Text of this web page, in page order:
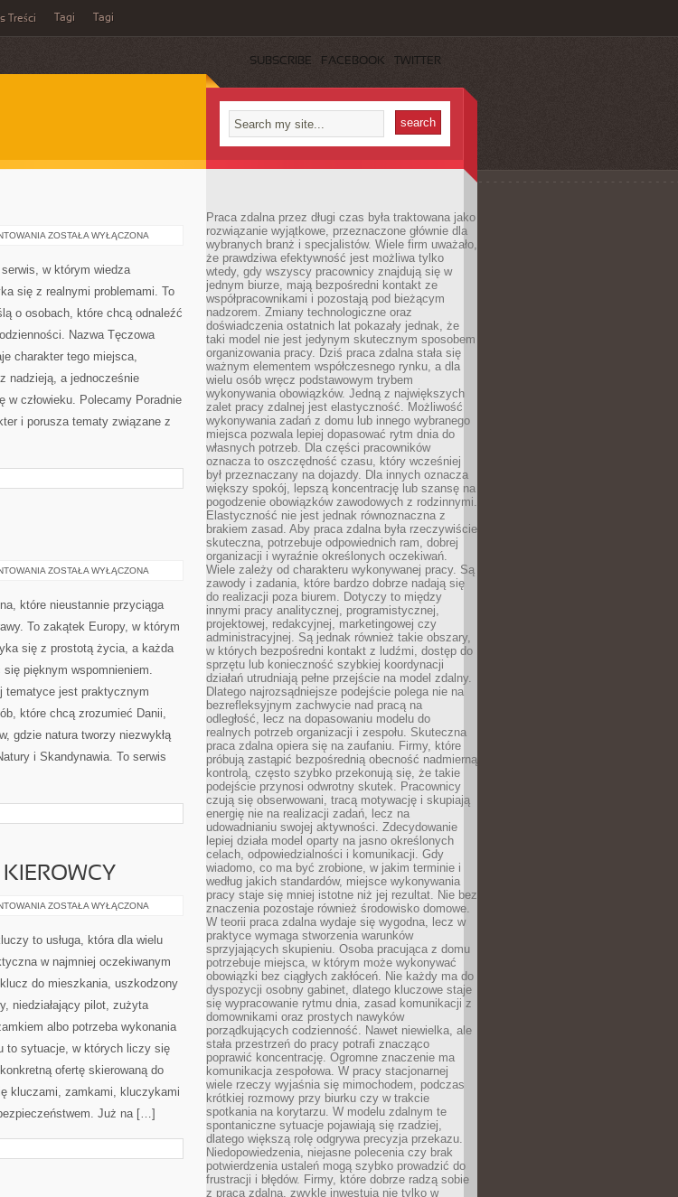
Treści Tagi Tagi
SUBSCRIBE FACEBOOK TWITTER
NOWINKI
ZOSTAŁA WYŁĄCZONA
w którym wiedza
się z realnymi problemami. To
o osobach, które chcą odnaleźć
Nazwa Tęczowa
charakter tego miejsca,
nadzieją, a jednocześnie
w człowieku. Polecamy Poradnie
i porusza tematy związane z
PODRÓŻE
ZOSTAŁA WYŁĄCZONA
które nieustannie przyciąga
To zakątek Europy, w którym
się z prostotą życia, a każda
pięknym wspomnieniem.
tematyce jest praktycznym
które chcą zrozumieć Danii,
gdzie natura tworzy niezwykłą
i Skandynawia. To serwis
PORADNIKI
ZOSTAŁA WYŁĄCZONA
to usługa, która dla wielu
w najmniej oczekiwanym
do mieszkania, uszkodzony
niedziałający pilot, zużyta
albo potrzeba wykonania
to sytuacje, w których liczy się
ofertę skierowaną do
kluczami, zamkami, kluczykami
Już na […]
Praca zdalna przez długi czas była traktowana jako
rozwiązanie wyjątkowe, przeznaczone głównie dla
wybranych branż i specjalistów. Wiele firm uważało,
że prawdziwa efektywność jest możliwa tylko
wtedy, gdy wszyscy pracownicy znajdują się w
jednym biurze, mają bezpośredni kontakt ze
współpracownikami i pozostają pod bieżącym
nadzorem. Zmiany technologiczne oraz
doświadczenia ostatnich lat pokazały jednak, że
taki model nie jest jedynym skutecznym sposobem
organizowania pracy. Dziś praca zdalna stała się
ważnym elementem współczesnego rynku, a dla
wielu osób wręcz podstawowym trybem
wykonywania obowiązków. Jedną z największych
zalet pracy zdalnej jest elastyczność. Możliwość
wykonywania zadań z domu lub innego wybranego
miejsca pozwala lepiej dopasować rytm dnia do
własnych potrzeb. Dla części pracowników
oznacza to oszczędność czasu, który wcześniej
był przeznaczany na dojazdy. Dla innych oznacza
większy spokój, lepszą koncentrację lub szansę na
pogodzenie obowiązków zawodowych z rodzinnymi.
Elastyczność nie jest jednak równoznaczna z
brakiem zasad. Aby praca zdalna była rzeczywiście
skuteczna, potrzebuje odpowiednich ram, dobrej
organizacji i wyraźnie określonych oczekiwań.
Wiele zależy od charakteru wykonywanej pracy. Są
zawody i zadania, które bardzo dobrze nadają się
do realizacji poza biurem. Dotyczy to między
innymi pracy analitycznej, programistycznej,
projektowej, redakcyjnej, marketingowej czy
administracyjnej. Są jednak również takie obszary,
w których bezpośredni kontakt z ludźmi, dostęp do
sprzętu lub konieczność szybkiej koordynacji
działań utrudniają pełne przejście na model zdalny.
Dlatego najrozsądniejsze podejście polega nie na
bezrefleksyjnym zachwycie nad pracą na
odległość, lecz na dopasowaniu modelu do
realnych potrzeb organizacji i zespołu. Skuteczna
praca zdalna opiera się na zaufaniu. Firmy, które
próbują zastąpić bezpośrednią obecność nadmierną
kontrolą, często szybko przekonują się, że takie
podejście przynosi odwrotny skutek. Pracownicy
czują się obserwowani, tracą motywację i skupiają
energię nie na realizacji zadań, lecz na
udowadnianiu swojej aktywności. Zdecydowanie
lepiej działa model oparty na jasno określonych
celach, odpowiedzialności i komunikacji. Gdy
wiadomo, co ma być zrobione, w jakim terminie i
według jakich standardów, miejsce wykonywania
pracy staje się mniej istotne niż jej rezultat. Nie bez
znaczenia pozostaje również środowisko domowe.
W teorii praca zdalna wydaje się wygodna, lecz w
praktyce wymaga stworzenia warunków
sprzyjających skupieniu. Osoba pracująca z domu
potrzebuje miejsca, w którym może wykonywać
obowiązki bez ciągłych zakłóceń. Nie każdy ma do
dyspozycji osobny gabinet, dlatego kluczowe staje
się wypracowanie rytmu dnia, zasad komunikacji z
domownikami oraz prostych nawyków
porządkujących codzienność. Nawet niewielka, ale
stała przestrzeń do pracy potrafi znacząco
poprawić koncentrację. Ogromne znaczenie ma
komunikacja zespołowa. W pracy stacjonarnej
wiele rzeczy wyjaśnia się mimochodem, podczas
krótkiej rozmowy przy biurku czy w trakcie
spotkania na korytarzu. W modelu zdalnym te
spontaniczne sytuacje pojawiają się rzadziej,
dlatego większą rolę odgrywa precyzja przekazu.
Niedopowiedzenia, niejasne polecenia czy brak
potwierdzenia ustaleń mogą szybko prowadzić do
frustracji i błędów. Firmy, które dobrze radzą sobie
z pracą zdalną, zwykle inwestują nie tylko w